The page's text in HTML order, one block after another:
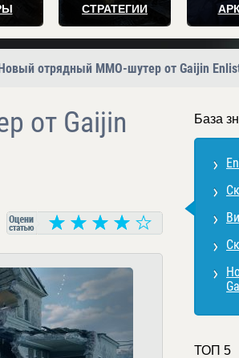
СТРАТЕГИИ
отрядный ММО-шутер от Gaijin
от Gaijin
База
ТОП 5